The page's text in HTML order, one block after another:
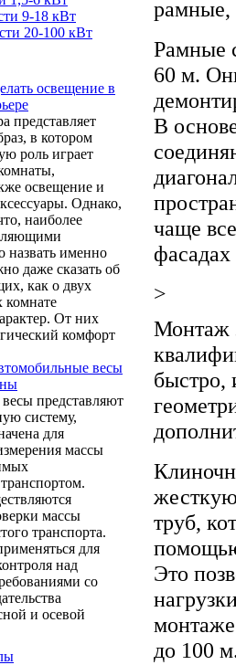
9-18 кВт
20-100 кВт
освещение в
представляет
в котором
роль играет
освещение и
Однако,
наиболее
назвать именно
даже сказать об
как о двух
комнате
От них
комфорт
весы
представляют
систему,
для
массы
массы
транспорта.
для
над
со
и осевой
рамные,
Рамные
60 м.
В
чаще
>
Монтаж
быстро,
труб,
Это
до 100